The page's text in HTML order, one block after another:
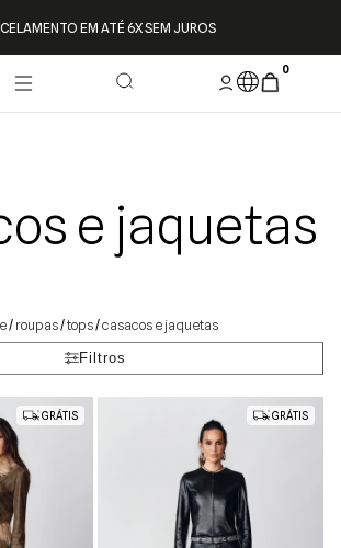
EM ATÉ 6X SEM JUROS
0
e jaquetas
/ roupas/tops/casacos e jaquetas
Filtros
GRÁTIS GRÁTIS